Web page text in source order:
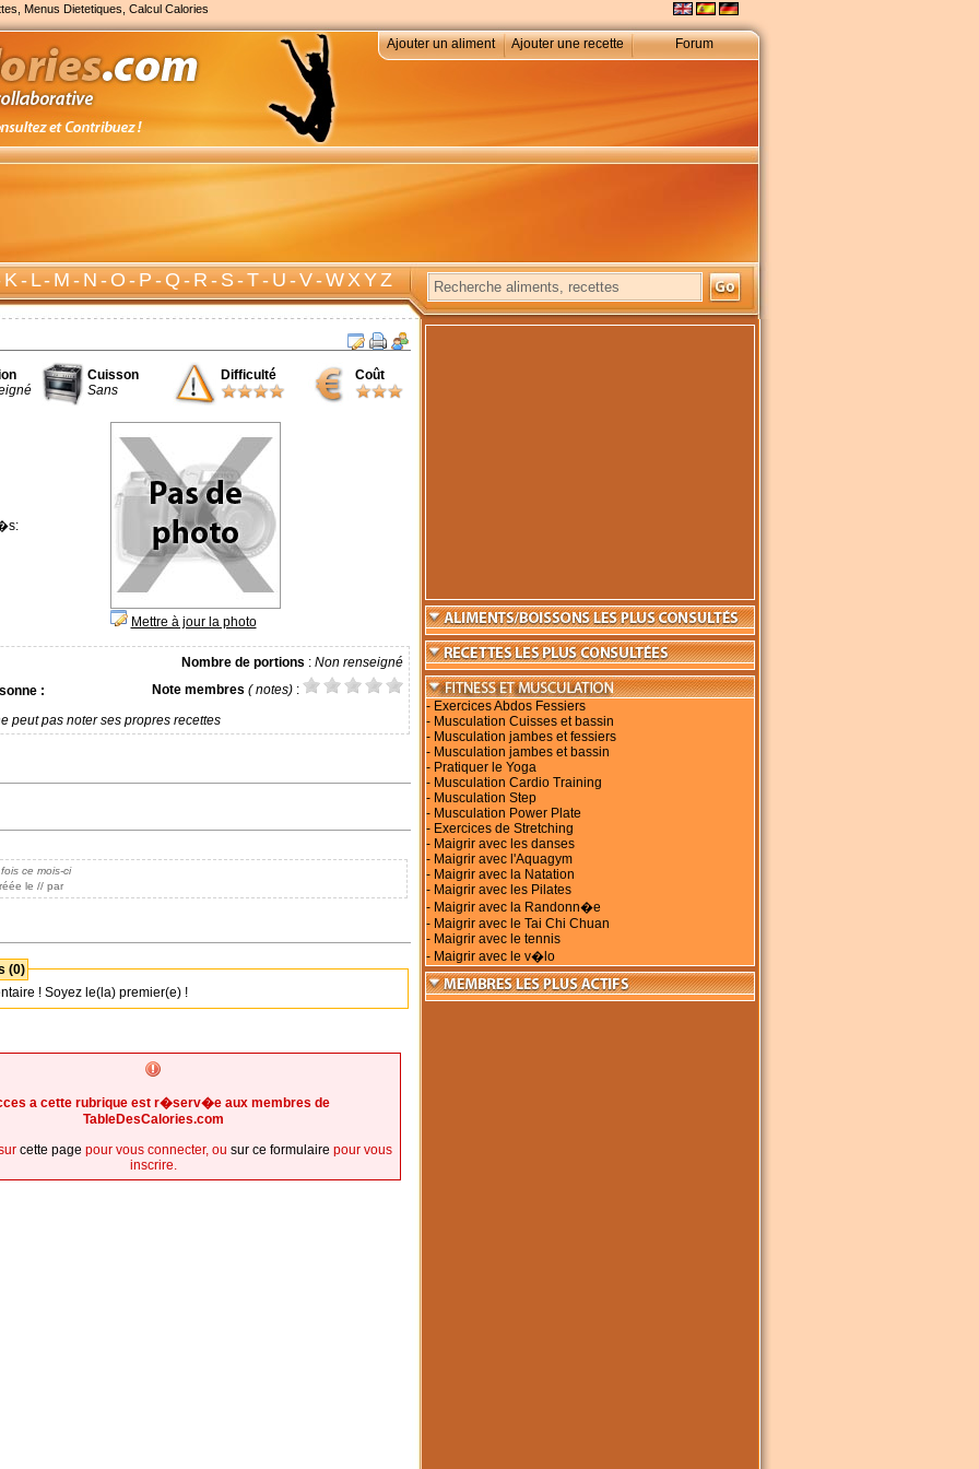
Menus Dietetiques, Calcul Calories
Ajouter un aliment Ajouter une recette Forum
K-L-M-N-O-P-Q-R-S-T-U-V-W X Y Z
Cuisson
Sans
Difficulté Coût
Mettre à jour la photo
Nombre de portions : Non renseigné
:
Note membres ( notes):
peut pas noter ses propres recettes
ce mois-ci
le // par
(0)
! Soyez le(la) premier(e) !
a cette rubrique est r�serv�e aux membres de
TableDesCalories.com
cette page pour vous connecter, ou sur ce formulaire pour vous
inscrire.
- Exercices Abdos Fessiers
- Musculation Cuisses et bassin
- Musculation jambes et fessiers
- Musculation jambes et bassin
- Pratiquer le Yoga
- Musculation Cardio Training
- Musculation Step
- Musculation Power Plate
- Exercices de Stretching
- Maigrir avec les danses
- Maigrir avec l'Aquagym
- Maigrir avec la Natation
- Maigrir avec les Pilates
- Maigrir avec la Randonn�e
- Maigrir avec le Tai Chi Chuan
- Maigrir avec le tennis
- Maigrir avec le v�lo